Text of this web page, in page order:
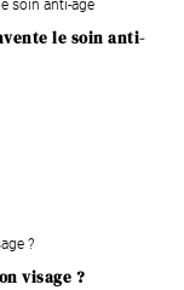
le soin anti-
visage ?